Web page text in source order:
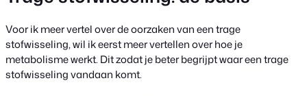
Voor ik meer vertel over de oorzaken van een trage
stofwisseling, wil ik eerst meer vertellen over hoe je
metabolisme werkt. Dit zodat je beter begrijpt waar een trage
stofwisseling vandaan komt.